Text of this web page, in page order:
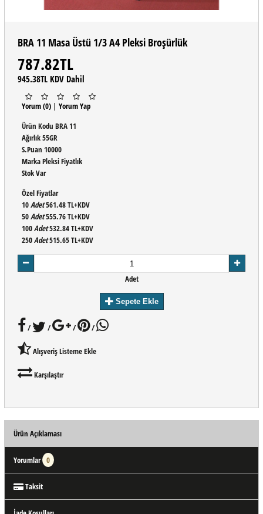
BRA 11 Masa Üstü 1/3 A4 Pleksi Broşürlük
787.82TL
945.38TL KDV Dahil
Yorum (0) | Yorum Yap
Ürün Kodu BRA 11
Ağırlık55GR
S.Puan 10000
MarkaPleksi Fiyatlık
StokVar
Özel Fiyatlar
10Adet561.48 TL+KDV
50Adet555.76 TL+KDV
100Adet532.84 TL+KDV
250Adet515.65 TL+KDV
Adet
Sepete Ekle
/ / / /
Alışveriş Listeme Ekle
Karşılaştır
Ürün Açıklaması
Yorumlar 0
Taksit